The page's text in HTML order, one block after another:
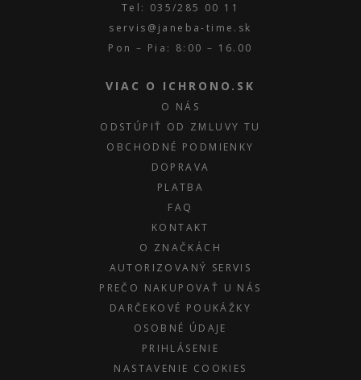
Tel: 035/285 00 11
servis@janeba-time.sk
Pon – Pia: 8:00 – 16.00
VIAC O ICHRONO.SK
O NÁS
ODSTÚPIŤ OD ZMLUVY TU
OBCHODNÉ PODMIENKY
DOPRAVA
PLATBA
FAQ
KONTAKT
O ZNAČKÁCH
AUTORIZOVANÝ SERVIS
PREČO NAKUPOVAŤ U NÁS
DARČEKOVÉ POUKÁŽKY
OSOBNÉ ÚDAJE
PRIHLÁSENIE
NASTAVENIE COOKIES